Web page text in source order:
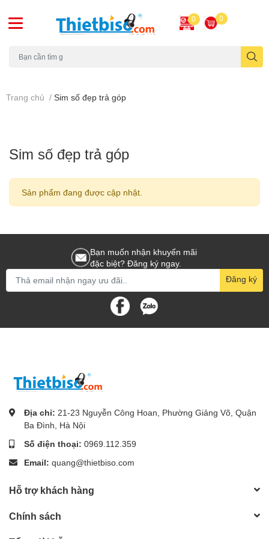
0 0
Trang chủ / Sim số đẹp trả góp
Sim số đẹp trả góp
Sản phẩm đang được cập nhật.
Bạn muốn nhận khuyến mãi
đặc biệt? Đăng ký ngay.
Đăng ký
Địa chỉ: 21-23 Nguyễn Công Hoan, Phường Giảng Võ, Quận
Ba Đình, Hà Nội
Số điện thoại: 0969.112.359
Email: quang@thietbiso.com
Hỗ trợ khách hàng
Chính sách